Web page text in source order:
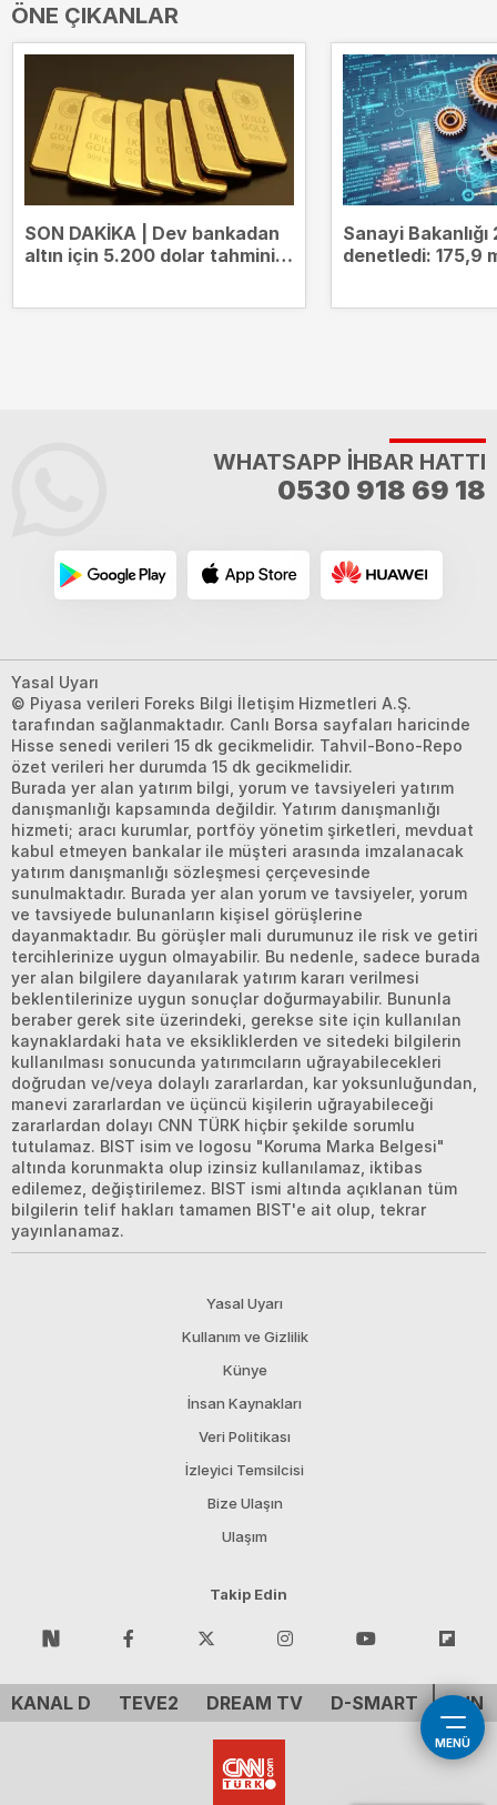
MENÜ
ÖNE ÇIKANLAR
SON DAKİKA | Dev bankadan
altın için 5.200 dolar tahmini!
Sanayi
denetledi: 175,9
WHATSAPP İHBAR HATTI
0530 918 69 18
Yasal Uyarı
© Piyasa verileri Foreks Bilgi İletişim Hizmetleri A.Ş.
tarafından sağlanmaktadır. Canlı Borsa sayfaları haricinde
Hisse senedi verileri 15 dk gecikmelidir. Tahvil-Bono-Repo
özet verileri her durumda 15 dk gecikmelidir.
Burada yer alan yatırım bilgi, yorum ve tavsiyeleri yatırım
danışmanlığı kapsamında değildir. Yatırım danışmanlığı
hizmeti; aracı kurumlar, portföy yönetim şirketleri, mevduat
kabul etmeyen bankalar ile müşteri arasında imzalanacak
yatırım danışmanlığı sözleşmesi çerçevesinde
sunulmaktadır. Burada yer alan yorum ve tavsiyeler, yorum
ve tavsiyede bulunanların kişisel görüşlerine
dayanmaktadır. Bu görüşler mali durumunuz ile risk ve getiri
tercihlerinize uygun olmayabilir. Bu nedenle, sadece burada
yer alan bilgilere dayanılarak yatırım kararı verilmesi
beklentilerinize uygun sonuçlar doğurmayabilir. Bununla
beraber gerek site üzerindeki, gerekse site için kullanılan
kaynaklardaki hata ve eksikliklerden ve sitedeki bilgilerin
kullanılması sonucunda yatırımcıların uğrayabilecekleri
doğrudan ve/veya dolaylı zararlardan, kar yoksunluğundan,
manevi zararlardan ve üçüncü kişilerin uğrayabileceği
zararlardan dolayı CNN TÜRK hiçbir şekilde sorumlu
tutulamaz. BIST isim ve logosu "Koruma Marka Belgesi"
altında korunmakta olup izinsiz kullanılamaz, iktibas
edilemez, değiştirilemez. BIST ismi altında açıklanan tüm
bilgilerin telif hakları tamamen BIST'e ait olup, tekrar
yayınlanamaz.
Yasal Uyarı
Kullanım ve Gizlilik
Künye
İnsan Kaynakları
Veri Politikası
İzleyici Temsilcisi
Bize Ulaşın
Ulaşım
Takip Edin
KANAL D TEVE2 DREAM TV D-SMART CNN